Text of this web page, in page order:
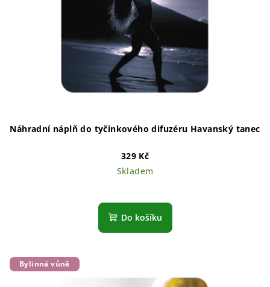
Náhradní náplň do tyčinkového difuzéru Havanský tanec
329 Kč
Skladem
Do košíku
Bylinná vůně